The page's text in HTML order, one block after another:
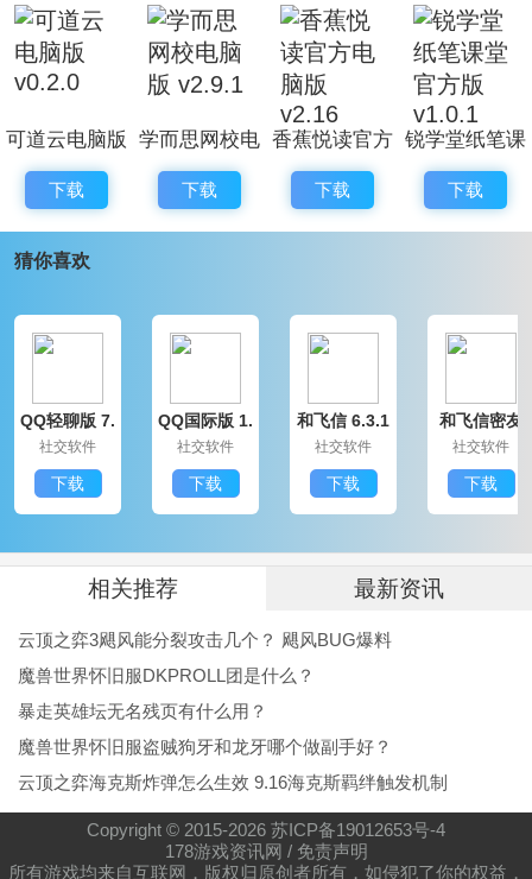
可道云电脑版
v0.2.0
下载
学而思网校电
脑版 v2.9.1
下载
香蕉悦读官方
电脑版 v2.16
下载
锐学堂纸笔课
堂官方版
v1.0.1
下载
猜你喜欢
QQ轻聊版 7.
9.14314.0
社交软件
下载
QQ国际版 1.
91.1370.0
社交软件
下载
和飞信 6.3.1
200
社交软件
下载
和飞信密友
圈版 6.3.120
社交软件
下载
相关推荐 最新资讯
云顶之弈3飓风能分裂攻击几个？ 飓风BUG爆料
魔兽世界怀旧服DKPROLL团是什么？
暴走英雄坛无名残页有什么用？
魔兽世界怀旧服盗贼狗牙和龙牙哪个做副手好？
云顶之弈海克斯炸弹怎么生效 9.16海克斯羁绊触发机制
Copyright © 2015-2026 苏ICP备19012653号-4
178游戏资讯网 / 免责声明
所有游戏均来自互联网，版权归原创者所有，如侵犯了你的权益，